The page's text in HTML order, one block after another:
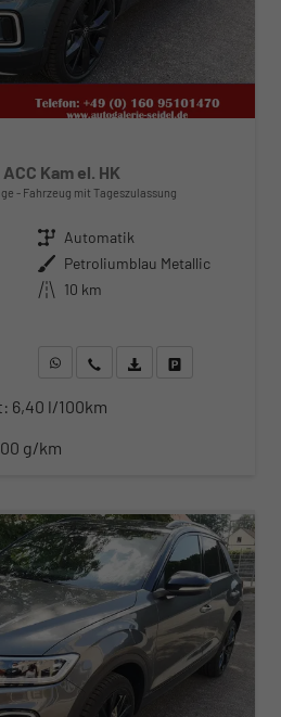
Kam el. HK
Fahrzeug mit Tageszulassung
Getriebe Automatik
Außenfarbe Petroliumblau Metallic
Kilometerstand 10 km
WhatsApp anfragen
Wir rufen Sie anFahrzeugexposé (PDF)
6,40 l/100km
g/km